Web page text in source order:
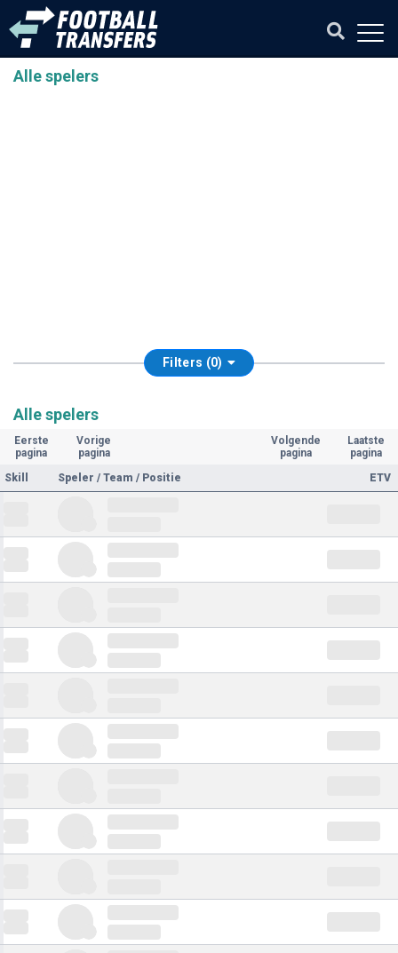
Alle spelers
Filters (0)
Alle spelers
Eerste
pagina
Vorige
pagina
Volgende
pagina
Laatste
pagina
Skill
Speler / Team / Positie ETV